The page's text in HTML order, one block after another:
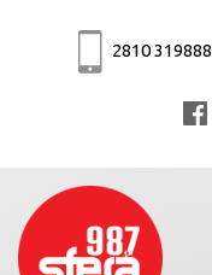
2810 319888